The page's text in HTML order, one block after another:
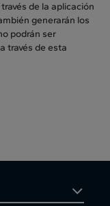
de la aplicación
generarán los
podrán ser
través de esta